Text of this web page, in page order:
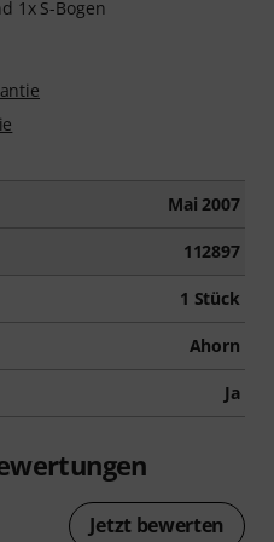
1x S-Bogen
Mai 2007
112897
1 Stück
Ahorn
Ja
Jetzt bewerten